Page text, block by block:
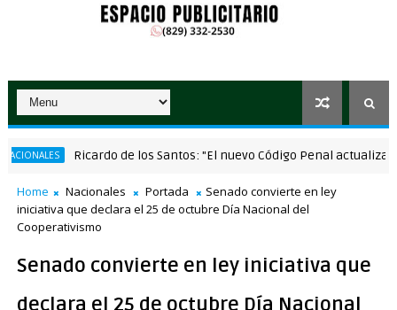
Ricardo de los Santos: "El nuevo Código Penal actualiza la
Home Nacionales Portada
Senado convierte en ley
iniciativa que declara el 25 de octubre Día Nacional del
Cooperativismo
Senado convierte en ley iniciativa que
declara el 25 de octubre Día Nacional